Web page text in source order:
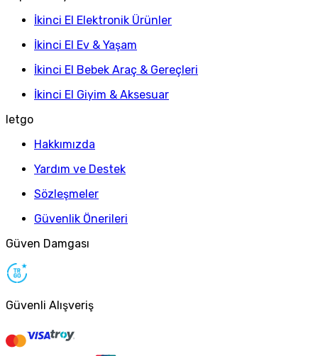
İkinci El Elektronik Ürünler
İkinci El Ev & Yaşam
İkinci El Bebek Araç & Gereçleri
İkinci El Giyim & Aksesuar
letgo
Hakkımızda
Yardım ve Destek
Sözleşmeler
Güvenlik Önerileri
Güven Damgası
Güvenli Alışveriş